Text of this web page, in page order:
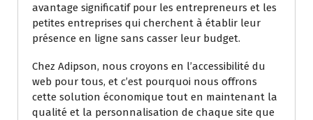
avantage significatif pour les entrepreneurs et les
petites entreprises qui cherchent à établir leur
présence en ligne sans casser leur budget.
Chez Adipson, nous croyons en l’accessibilité du
web pour tous, et c’est pourquoi nous offrons
cette solution économique tout en maintenant la
qualité et la personnalisation de chaque site que